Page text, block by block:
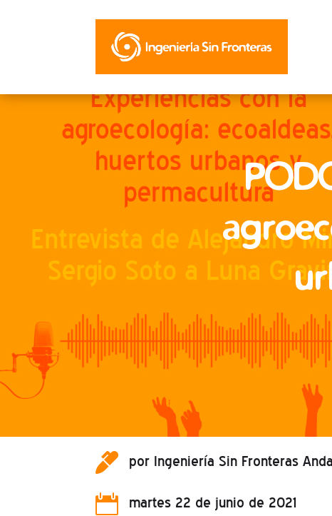
 por Ingeniería Sin Fronteras
 martes 22 de junio de 2021